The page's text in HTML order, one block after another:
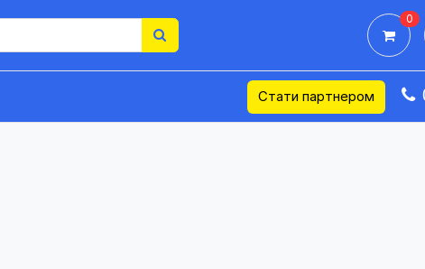
0
Стати партнером